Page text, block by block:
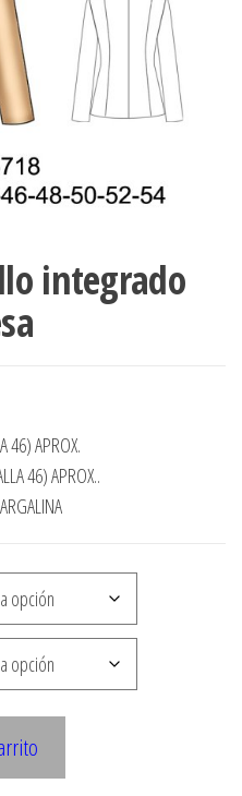
accumark ,
pdf , Moldes
Gerber ,
ropa,
Graduaciones,
Ploteo y
Digitalización
accumark,
Moldes en
Gerber,
integrado
46) APROX.
46) APROX..